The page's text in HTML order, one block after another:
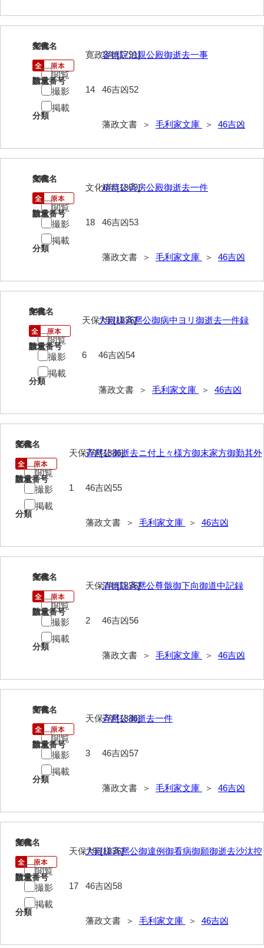
特定歴史公文書
諸家文書
特設文庫
52
文書名
容徳院治親公殿御逝去一事
請求番号
46吉凶52
分類
藩政文書 ＞ 毛利家文庫 ＞ 46吉凶
年代
寛政3年[1791]
数量
14
閲覧
撮影
掲載
53
文書名
靖恭公斉房公殿御逝去一件
請求番号
46吉凶53
分類
藩政文書 ＞ 毛利家文庫 ＞ 46吉凶
年代
文化6年[1809]
数量
18
閲覧
撮影
掲載
54
文書名
大殿様斉凞公御病中ヨリ御逝去一件録
請求番号
46吉凶54
分類
藩政文書 ＞ 毛利家文庫 ＞ 46吉凶
年代
天保7年[1836]
数量
6
閲覧
撮影
掲載
55
文書名
斉凞公御逝去ニ付上々様方御末家方御勤其外
請求番号
46吉凶55
分類
藩政文書 ＞ 毛利家文庫 ＞ 46吉凶
年代
天保7年[1836]
数量
1
閲覧
撮影
掲載
56
文書名
清徳院斉凞公尊骸御下向御道中記録
請求番号
46吉凶56
分類
藩政文書 ＞ 毛利家文庫 ＞ 46吉凶
年代
天保7年[1836]
数量
2
閲覧
撮影
掲載
57
文書名
斉凞公御逝去一件
請求番号
46吉凶57
分類
藩政文書 ＞ 毛利家文庫 ＞ 46吉凶
年代
天保7年[1836]
数量
3
閲覧
撮影
掲載
58
文書名
大殿様斉凞公御違例御看病御願御逝去沙汰控
請求番号
46吉凶58
分類
藩政文書 ＞ 毛利家文庫 ＞ 46吉凶
年代
天保7年[1836]
数量
17
閲覧
撮影
掲載